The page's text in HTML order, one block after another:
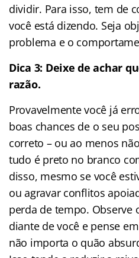
dividir. Para isso, tem de
você está dizendo. Seja
problema e o
Dica 3: Deixe de achar
razão.
Provavelmente você já
boas chances de o seu
correto – ou ao menos
tudo é preto no branco
disso, mesmo se você
ou agravar conflitos
perda de tempo. Observe
diante de você e pense
não importa o quão